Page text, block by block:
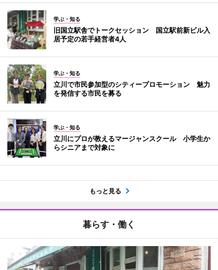
学ぶ・知る
旧国立駅舎でトークセッション 国立駅前新ビル入
居予定の若手経営者4人
学ぶ・知る
立川で市民参加型のシティープロモーション 魅力
を発信する市民を募る
学ぶ・知る
立川にプロが教えるマージャンスクール 小学生か
らシニアまで対象に
もっと見る
暮らす・働く